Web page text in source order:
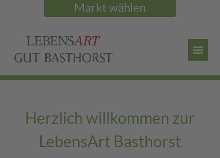
Markt wählen
Herzlich willkommen zur
LebensArt Basthorst